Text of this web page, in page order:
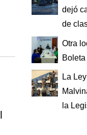
dejó
de
Otra
La
la